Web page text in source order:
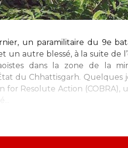
un paramilitaire du 9e
un autre blessé, à la suite de
dans la zone de la
du Chhattisgarh.
for Resolute Action (COBRA),